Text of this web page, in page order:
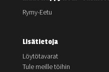
Rymy-Eetu
Lisätietoja
Löytötavarat
Tule meille töihin